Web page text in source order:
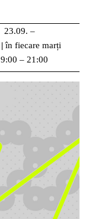
23.09. –
|în fiecare marți
– 21:00